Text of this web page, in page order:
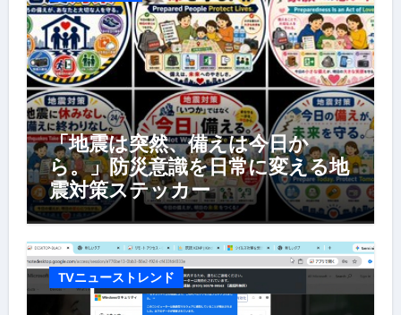
「地震は突然、備えは今日か
ら。」防災意識を日常に変える地
震対策ステッカー
TVニューストレンド